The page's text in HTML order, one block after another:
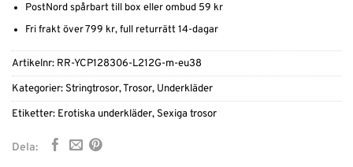
PostNord spårbart till box eller ombud 59 kr
Fri frakt över 799 kr, full returrätt 14-dagar
Artikelnr: RR-YCP128306-L212G-m-eu38
Kategorier: Stringtrosor,Trosor, Underkläder
Etiketter: Erotiska underkläder, Sexiga trosor
Dela: